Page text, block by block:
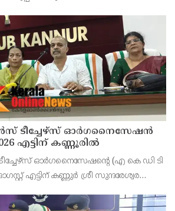
ഹോളോബ്രിക
ടീച്ചേഴ്സ് ഓർഗനൈസേഷൻ
എട്ടിന് കണ്ണൂരിൽ
ഓർഗനൈസേഷൻ്റെ (എ കെ ഡി ടി
എട്ടിന് കണ്ണുർ ശ്രീ സുന്ദരേശ്വര
ക്ളബ്ബിൽ വാർത്താ സമ